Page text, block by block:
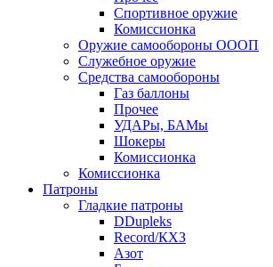
Спортивное оружие
Комиссионка
Оружие самообороны ОООП
Служебное оружие
Средства самообороны
Газ баллоны
Прочее
УДАРы, БАМы
Шокеры
Комиссионка
Комиссионка
Патроны
Гладкие патроны
DDupleks
Record/КХЗ
Азот